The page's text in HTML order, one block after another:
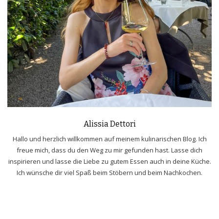
Alissia Dettori
Hallo und herzlich willkommen auf meinem kulinarischen Blog. Ich
freue mich, dass du den Weg zu mir gefunden hast. Lasse dich
inspirieren und lasse die Liebe zu gutem Essen auch in deine Küche.
Ich wünsche dir viel Spaß beim Stöbern und beim Nachkochen.